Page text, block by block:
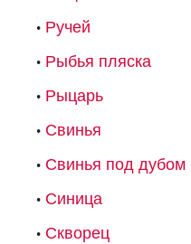
Ручей
Рыбья пляска
Рыцарь
Свинья
Свинья под дубом
Синица
Скворец